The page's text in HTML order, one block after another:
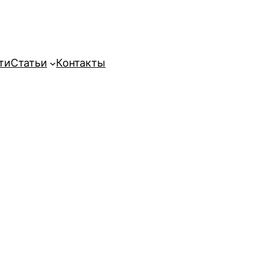
Статьи Контакты